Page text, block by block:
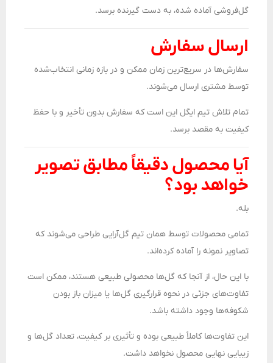
گل‌فروشی آماده شده، به دست گیرنده برسد.
ارسال سفارش
سفارش‌ها در سریع‌ترین زمان ممکن و در بازه زمانی انتخاب‌شده
توسط مشتری ارسال می‌شوند.
تمام تلاش تیم ایگل این است که سفارش بدون تأخیر و با حفظ
کیفیت به مقصد برسد.
آیا محصول دقیقاً مطابق تصویر
خواهد بود؟
بله.
تمامی محصولات توسط همان تیم گل‌آرایی طراحی می‌شوند که
تصاویر نمونه را آماده کرده‌اند.
با این حال، از آنجا که گل‌ها محصولی طبیعی هستند، ممکن است
تفاوت‌های جزئی در نحوه قرارگیری گل‌ها یا میزان باز بودن
شکوفه‌ها وجود داشته باشد.
این تفاوت‌ها کاملاً طبیعی بوده و تأثیری بر کیفیت، تعداد گل‌ها و
زیبایی نهایی محصول نخواهد داشت.